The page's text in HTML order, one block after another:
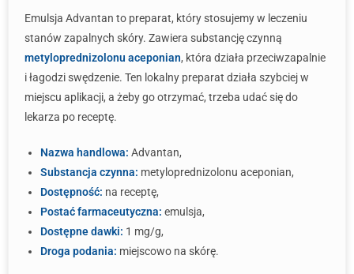
Emulsja Advantan to preparat, który stosujemy w leczeniu
stanów zapalnych skóry. Zawiera substancję czynną
metyloprednizolonu aceponian, która działa przeciwzapalnie
i łagodzi swędzenie. Ten lokalny preparat działa szybciej w
miejscu aplikacji, a żeby go otrzymać, trzeba udać się do
lekarza po receptę.
Nazwa handlowa: Advantan,
Substancja czynna: metyloprednizolonu aceponian,
Dostępność: na receptę,
Postać farmaceutyczna: emulsja,
Dostępne dawki: 1 mg/g,
Droga podania: miejscowo na skórę.